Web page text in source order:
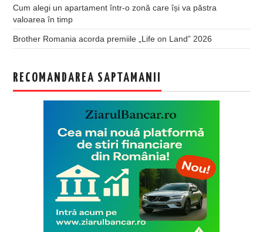
Cum alegi un apartament într-o zonă care își va păstra
valoarea în timp
Brother Romania acorda premiile „Life on Land” 2026
RECOMANDAREA SAPTAMANII